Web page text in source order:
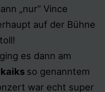
„nur“ Vince
auf der Bühne
es dann am
so genanntem
war echt super